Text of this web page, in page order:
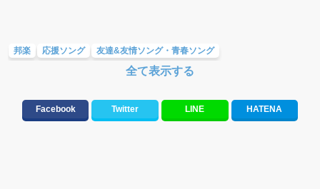
邦楽 応援ソング 友達&友情ソング・青春ソング
テンションが上がる歌&盛り上がる曲
元気が出る歌・やる気が出る曲・明るい曲・楽しい歌・勇気が出る歌
全て表示する
Facebook Twitter LINE HATENA